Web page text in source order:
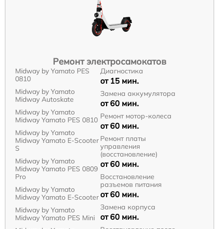
Ремонт электросамокатов
Midway by Yamato PES
0810
Midway by Yamato
Midway Autoskate
Midway by Yamato
Midway Yamato PES 0810
Midway by Yamato
Midway Yamato E-Scooter
S
Midway by Yamato
Midway Yamato PES 0809
Pro
Midway by Yamato
Midway Yamato E-Scooter
Midway by Yamato
Midway Yamato PES Mini
Диагностика
от 15 мин.
Замена аккумулятора
от 60 мин.
Ремонт мотор-колеса
от 60 мин.
Ремонт платы
управления
(восстановление)
от 60 мин.
Восстановление
разъемов питания
от 60 мин.
Замена корпуса
от 60 мин.